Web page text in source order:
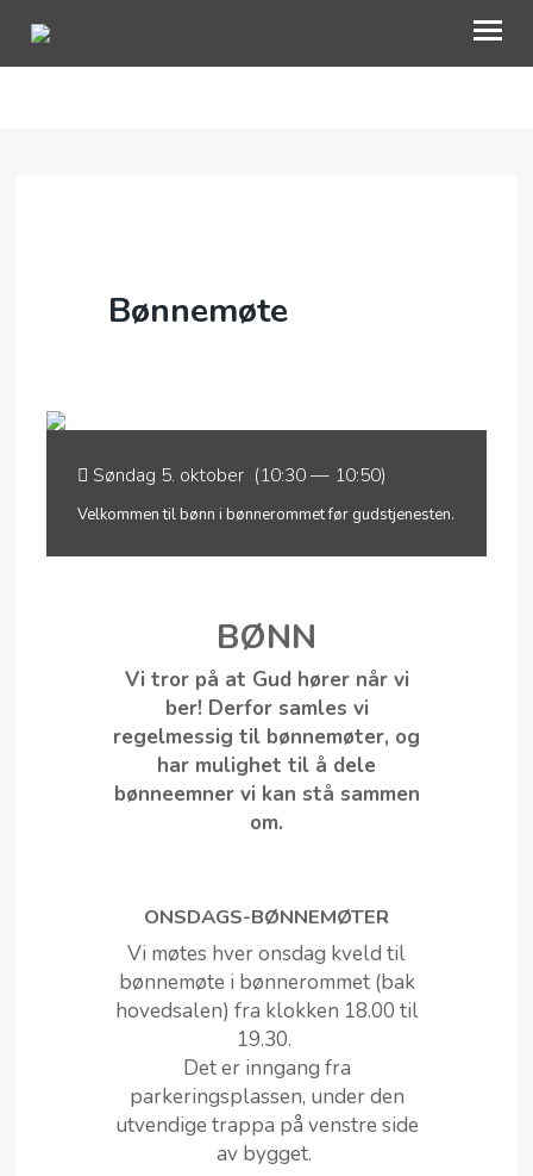
Bønnemøte
Søndag 5. oktober (10:30 — 10:50)
Velkommen til bønn i bønnerommet før gudstjenesten.
BØNN
Vi tror på at Gud hører når vi
ber! Derfor samles vi
regelmessig til bønnemøter, og
har mulighet til å dele
bønneemner vi kan stå sammen
om.
ONSDAGS-BØNNEMØTER
Vi møtes hver onsdag kveld til
bønnemøte i bønnerommet (bak
hovedsalen) fra klokken 18.00 til
19.30.
Det er inngang fra
parkeringsplassen, under den
utvendige trappa på venstre side
av bygget.